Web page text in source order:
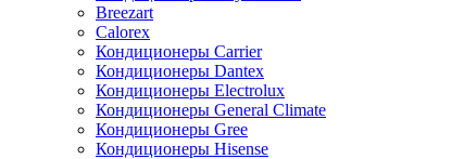
Breezart
Calorex
Кондиционеры Carrier
Кондиционеры Dantex
Кондиционеры Electrolux
Кондиционеры General Climate
Кондиционеры Gree
Кондиционеры Hisense